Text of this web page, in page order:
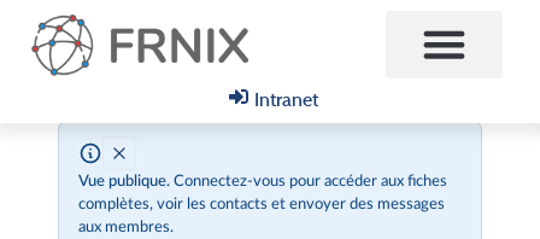
Intranet
Vue publique. Connectez-vous pour accéder aux fiches
complètes, voir les contacts et envoyer des messages
aux membres.